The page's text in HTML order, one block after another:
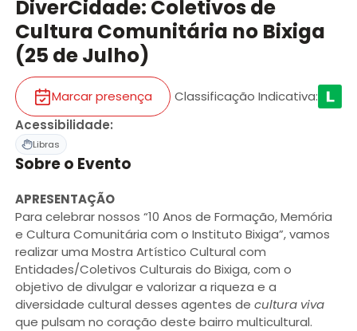
DiverCidade: Coletivos de
Cultura Comunitária no Bixiga
(25 de Julho)
Marcar presença Classificação Indicativa:
Acessibilidade:
Libras
Sobre o Evento
APRESENTAÇÃO
Para celebrar nossos “10 Anos de Formação, Memória
e Cultura Comunitária com o Instituto Bixiga”, vamos
realizar uma Mostra Artístico Cultural com
Entidades/Coletivos Culturais do Bixiga, com o
objetivo de divulgar e valorizar a riqueza e a
diversidade cultural desses agentes de cultura viva
que pulsam no coração deste bairro multicultural.